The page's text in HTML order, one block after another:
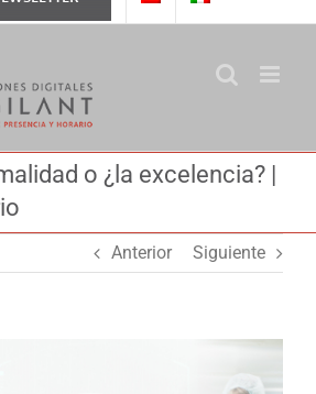
o ¿la excelencia? |
Anterior Siguiente